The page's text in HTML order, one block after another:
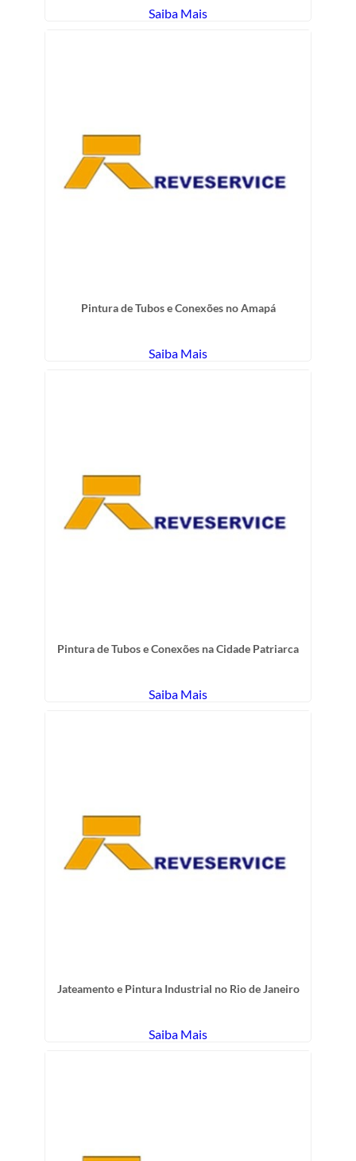
Saiba Mais
Pintura de Tubos e Conexões no Amapá
Saiba Mais
Pintura de Tubos e Conexões na Cidade Patriarca
Saiba Mais
Jateamento e Pintura Industrial no Rio de Janeiro
Saiba Mais